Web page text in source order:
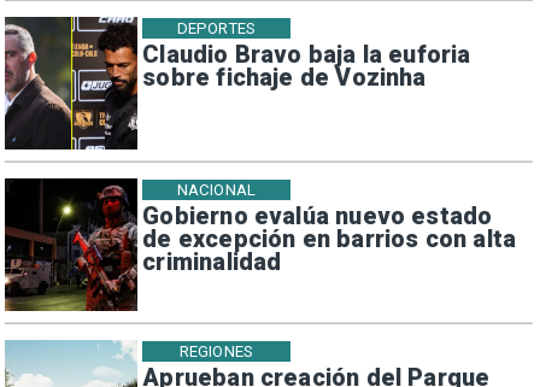
Claudio Bravo baja la euforia
sobre fichaje de Vozinha
DEPORTES
Gobierno evalúa nuevo estado
de excepción en barrios con alta
criminalidad
NACIONAL
Aprueban creación del Parque
REGIONES